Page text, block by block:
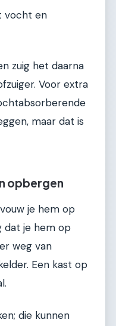
vocht en
zuig het daarna
Voor extra
maar dat is
opbergen
je hem op
dat je hem op
weg van
Een kast op
die kunnen